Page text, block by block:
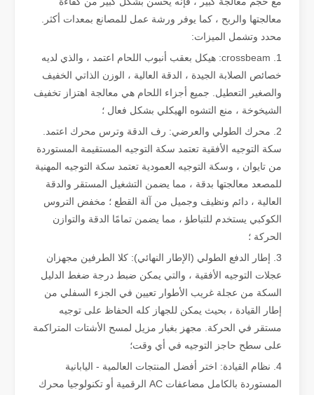
يعد قطع الصفائح المعدنية بالليزر طريقة قطع مستخدمة على نطاق
معالجتها والربح ، كما يوفر ورشة عمل للمصانع بمعدات أكثر.
محدد وتشمل الميزات:
1. crossbeam: هيكل بعقب أنبوب اللحام اعتمد ، والذي لديه
خصائص الصلابة الجيدة ، الدقة العالية ، الوزن الذاتي الخفيف
والصغير التعطيل. جميع أجزاء اللحام هي معالجة اهتزاز تخفيف
الشيخوخة ، منع التشوه الهيكلي بشكل فعال ؛
2. محرك الطولي والعرضي: رف الدقة وترس محرك اعتمد.
سكة التوجيه الأفقية تعتمد سكة التوجيه المستقيمة المستوردة
من تايوان ، وسكة التوجيه العمودية تعتمد سكة التوجيه المهنية
للمصعد معالجتها بدقة ، مما يضمن التشغيل المستقر والدقة
العالية ، دائم ونظيف وجميل من آلة القطع ؛ مخفض التروس
الكوكبي يستخدم للتباطؤ ، مما يضمن تمامًا الدقة والتوازن
الحركة ؛
3. إطار الدفع الطولي (الإطار النهائي): كلا الطرفين مجهزان
عجلات التوجيه الأفقية ، والتي يمكن ضبط درجة ضغط الدليل
السكة من عجلة غريب الأطوار تعيين في الجزء السفلي من
إطار القيادة ، بحيث يمكن للجهاز كله الحفاظ على توجيه
مستقر في الحركة. مجهز بغبار مزيل لمسح الأشتات المتراكمة
على سطح حاجز التوجيه في أي وقت؛
4. نظام القيادة: اختر أفضل المنتجات العالمية - اليابانية
المستوردة بالكامل مضاعفات AC الرقمية أو تكنولوجيا محرك